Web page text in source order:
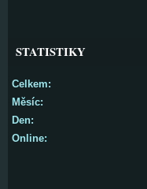
STATISTIKY
Online:
Celkem:
Měsíc:
Den: